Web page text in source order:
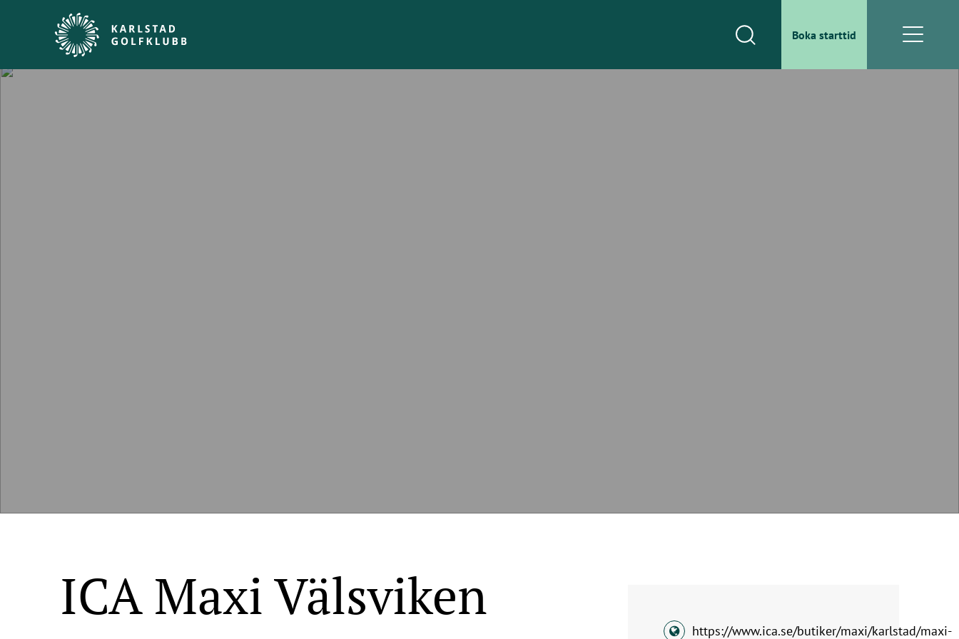
Boka starttid
ICA Maxi Välsviken
https://www.ica.se/butiker/maxi/karlstad/maxi-